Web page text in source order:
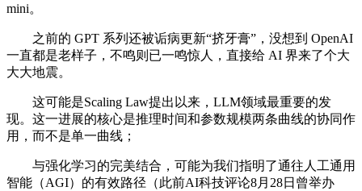
mini。
之前的 GPT 系列还被诟病更新“挤牙膏”，没想到 OpenAI
一直都是老样子，不鸣则已一鸣惊人，直接给 AI 界来了个大
大大地震。
这可能是Scaling Law提出以来，LLM领域最重要的发
现。这一进展的核心是推理时间和参数规模两条曲线的协同作
用，而不是单一曲线；
与强化学习的完美结合，可能为我们指明了通往人工通用
智能（AGI）的有效路径（此前AI科技评论8月28日曾举办